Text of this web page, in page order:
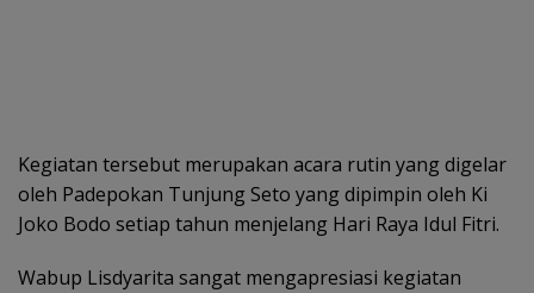
Kegiatan tersebut merupakan acara rutin yang digelar
oleh Padepokan Tunjung Seto yang dipimpin oleh Ki
Joko Bodo setiap tahun menjelang Hari Raya Idul Fitri.
Wabup Lisdyarita sangat mengapresiasi kegiatan